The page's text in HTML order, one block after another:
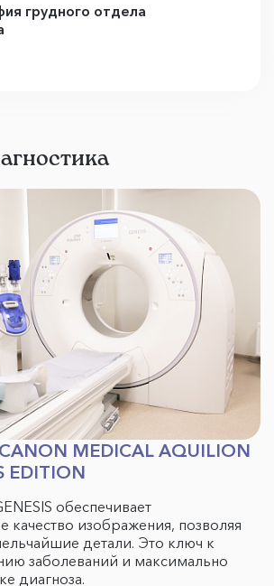
грудного отдела
MEDICAL AQUILION
EDITION
обеспечивает
качество изображения, позволяя
детали. Это ключ к
заболеваний и максимально
диагноза.